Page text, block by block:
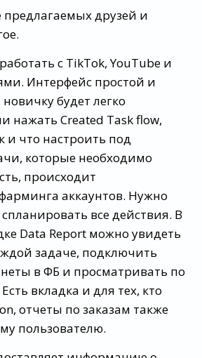
предлагаемых друзей и
с TikTok, YouTube и
Интерфейс простой и
будет легко
нажать Created Task flow,
и что настроить под
которые необходимо
происходит
аккаунтов. Нужно
все действия. В
Data Report можно увидеть
задаче, подключить
в ФБ и просматривать по
вкладка и для тех, кто
отчеты по заказам также
пользователю.